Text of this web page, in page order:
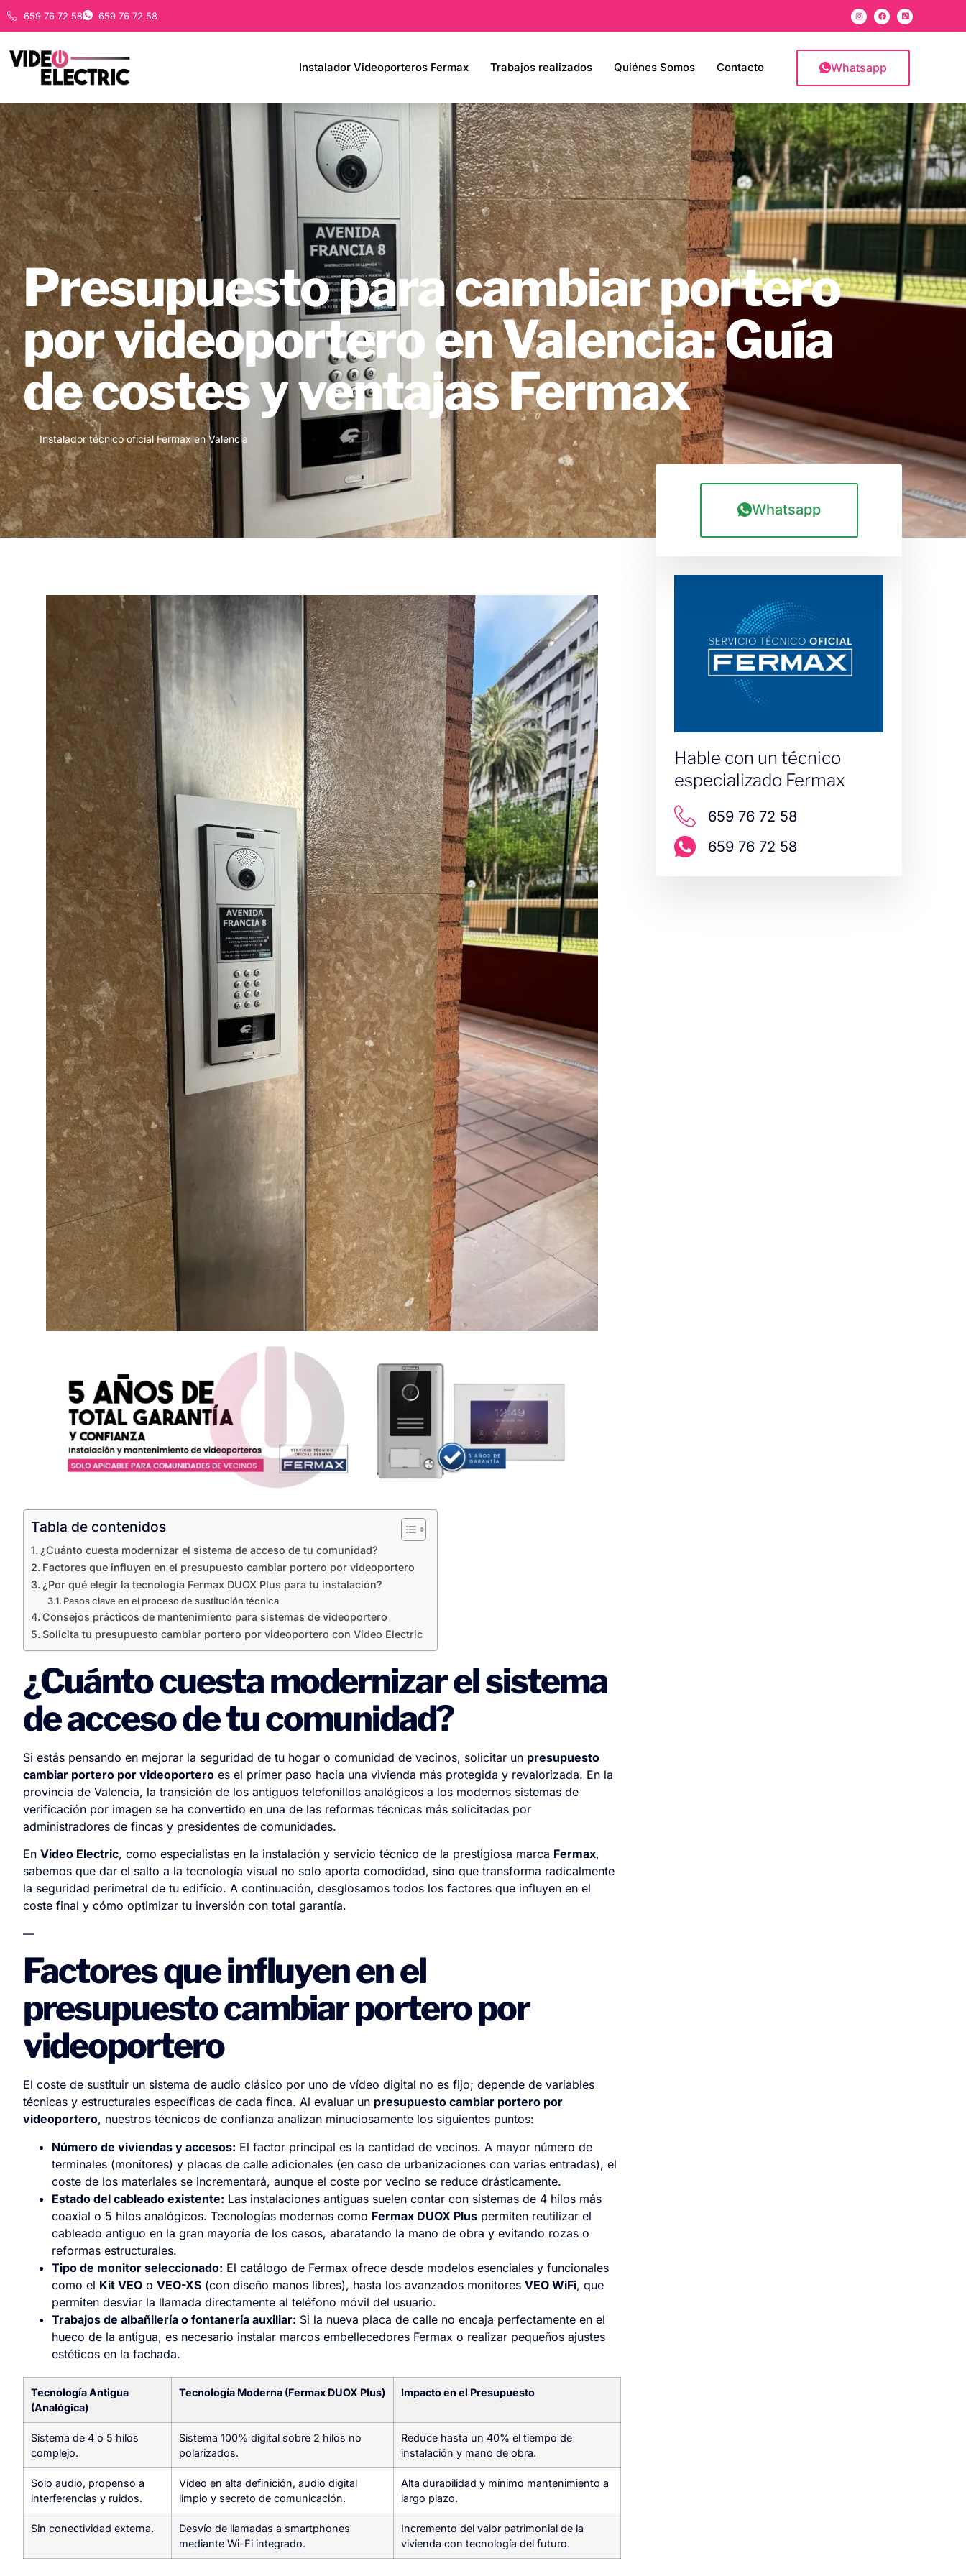
659 76 72 58 659 76 72 58
Instalador Videoporteros Fermax Trabajos realizados Quiénes Somos Contacto Whatsapp
Presupuesto para cambiar portero
por videoportero en Valencia: Guía
de costes y ventajas Fermax
Instalador técnico oficial Fermax en Valencia
Tabla de contenidos
¿Cuánto cuesta modernizar el sistema de acceso de tu comunidad?
Factores que influyen en el presupuesto cambiar portero por videoportero
¿Por qué elegir la tecnología Fermax DUOX Plus para tu instalación?
Pasos clave en el proceso de sustitución técnica
Consejos prácticos de mantenimiento para sistemas de videoportero
Solicita tu presupuesto cambiar portero por videoportero con Video Electric
¿Cuánto cuesta modernizar el sistema
de acceso de tu comunidad?
Si estás pensando en mejorar la seguridad de tu hogar o comunidad de vecinos, solicitar un presupuesto
cambiar portero por videoportero es el primer paso hacia una vivienda más protegida y revalorizada. En la
provincia de Valencia, la transición de los antiguos telefonillos analógicos a los modernos sistemas de
verificación por imagen se ha convertido en una de las reformas técnicas más solicitadas por
administradores de fincas y presidentes de comunidades.
En Video Electric, como especialistas en la instalación y servicio técnico de la prestigiosa marca Fermax,
sabemos que dar el salto a la tecnología visual no solo aporta comodidad, sino que transforma radicalmente
la seguridad perimetral de tu edificio. A continuación, desglosamos todos los factores que influyen en el
coste final y cómo optimizar tu inversión con total garantía.
—
Factores que influyen en el
presupuesto cambiar portero por
videoportero
El coste de sustituir un sistema de audio clásico por uno de vídeo digital no es fijo; depende de variables
técnicas y estructurales específicas de cada finca. Al evaluar un presupuesto cambiar portero por
videoportero, nuestros técnicos de confianza analizan minuciosamente los siguientes puntos:
Número de viviendas y accesos: El factor principal es la cantidad de vecinos. A mayor número de
terminales (monitores) y placas de calle adicionales (en caso de urbanizaciones con varias entradas), el
coste de los materiales se incrementará, aunque el coste por vecino se reduce drásticamente.
Estado del cableado existente: Las instalaciones antiguas suelen contar con sistemas de 4 hilos más
coaxial o 5 hilos analógicos. Tecnologías modernas como Fermax DUOX Plus permiten reutilizar el
cableado antiguo en la gran mayoría de los casos, abaratando la mano de obra y evitando rozas o
reformas estructurales.
Tipo de monitor seleccionado: El catálogo de Fermax ofrece desde modelos esenciales y funcionales
como el Kit VEO o VEO-XS (con diseño manos libres), hasta los avanzados monitores VEO WiFi, que
permiten desviar la llamada directamente al teléfono móvil del usuario.
Trabajos de albañilería o fontanería auxiliar: Si la nueva placa de calle no encaja perfectamente en el
hueco de la antigua, es necesario instalar marcos embellecedores Fermax o realizar pequeños ajustes
estéticos en la fachada.
Tecnología Antigua
(Analógica)
Tecnología Moderna (Fermax DUOX Plus) Impacto en el Presupuesto
Sistema de 4 o 5 hilos
complejo.
Sistema 100% digital sobre 2 hilos no
polarizados.
Reduce hasta un 40% el tiempo de
instalación y mano de obra.
Solo audio, propenso a
interferencias y ruidos.
Vídeo en alta definición, audio digital
limpio y secreto de comunicación.
Alta durabilidad y mínimo mantenimiento a
largo plazo.
Sin conectividad externa.
Desvío de llamadas a smartphones
mediante Wi-Fi integrado.
Incremento del valor patrimonial de la
vivienda con tecnología del futuro.
Whatsapp
Hable con un técnico
especializado Fermax
659 76 72 58
659 76 72 58